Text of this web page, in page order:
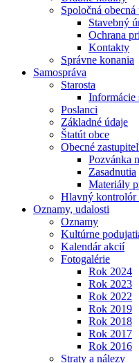
Spoločná
Stavebný
Ochrana
Kontakty
Správne konania
Samospráva
Starosta
Informácie
Poslanci
Základné údaje
Štatút obce
Obecné
Pozvánka
Zasadnutia
Materiály
Hlavný kontrolór
Oznamy, udalosti
Oznamy
Kultúrne
Kalendár akcií
Fotogalérie
Rok 2024
Rok 2023
Rok 2022
Rok 2019
Rok 2018
Rok 2017
Rok 2016
Straty a nálezy